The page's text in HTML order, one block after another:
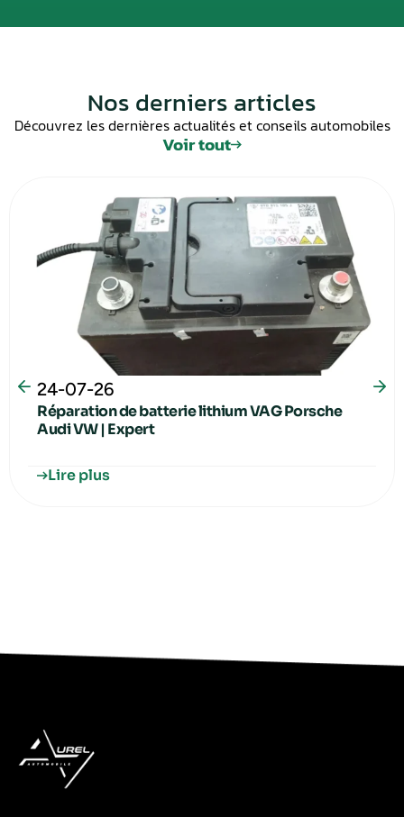
Nos derniers articles
Découvrez les dernières actualités et conseils automobiles
Voir tout
24-07-26
Réparation de batterie lithium VAG Porsche
Audi VW | Expert
Lire plus